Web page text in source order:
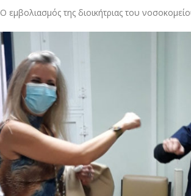
Ο εμβολιασμός της διοικήτριας του